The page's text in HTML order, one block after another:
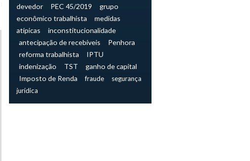
devedor
PEC 45/2019
grupo
econômico trabalhista
medidas
atípicas
inconstitucionalidade
antecipação de recebíveis
Penhora
reforma trabalhista
IPTU
indenização
TST
ganho de capital
Imposto de Renda
fraude
segurança
jurídica